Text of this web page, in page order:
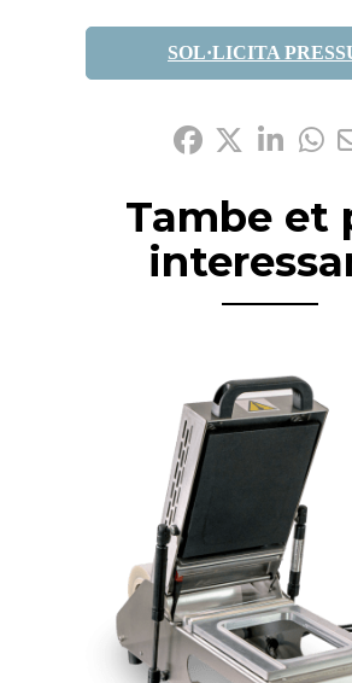
SOL·LICITA
Tambe et